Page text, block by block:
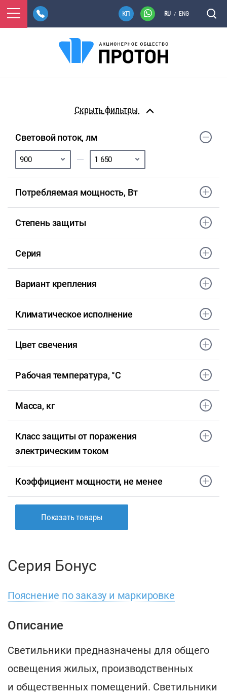
RU / ENG
фильтры
Световой поток, лм
Потребляемая мощность, Вт
Степень защиты
Серия
Вариант крепления
Климатическое исполнение
Цвет свечения
Рабочая температура, °С
Масса, кг
Класс защиты от поражения
электрическим током
Коэффициент мощности, не менее
Показать товары
Серия Бонус
Пояснение по заказу и маркировке
Описание
Светильники предназначены для общего
освещения жилых, производственных
и общественных помещений. Светильники